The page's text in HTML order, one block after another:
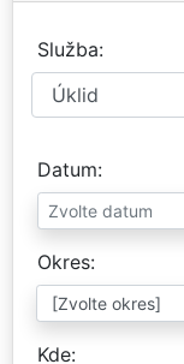
Služba
Datum
Okres
Kde